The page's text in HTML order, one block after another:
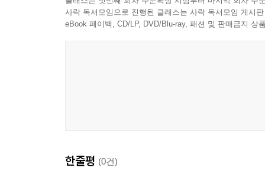
사락 독서모임으로 진행된 클래스는 사락 독서모임 게시
eBook 페이백, CD/LP, DVD/Blu-ray, 패션 및 판매금지 상
한줄평 (0건)